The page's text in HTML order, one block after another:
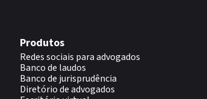
Produtos
Redes sociais para advogados
Banco de laudos
Banco de jurisprudência
Diretório de advogados